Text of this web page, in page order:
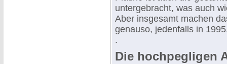
untergebracht, was auch
Aber insgesamt machen
genauso, jedenfalls in
.
Die hochpegligen